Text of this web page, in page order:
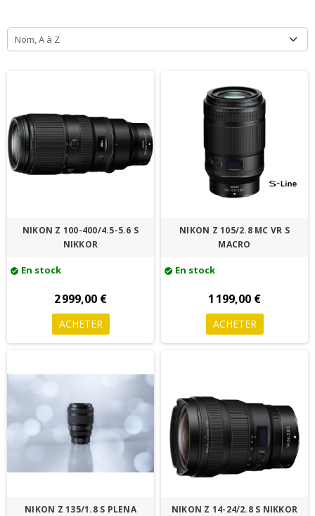
Nom, A à Z
NIKON Z 100-400/4.5-5.6 S
NIKKOR
check_circle En stock
2 999,00 €
ACHETER
NIKON Z 105/2.8 MC VR S
MACRO
check_circle En stock
1 199,00 €
ACHETER
NIKON Z 135/1.8 S PLENA NIKON Z 14-24/2.8 S NIKKOR